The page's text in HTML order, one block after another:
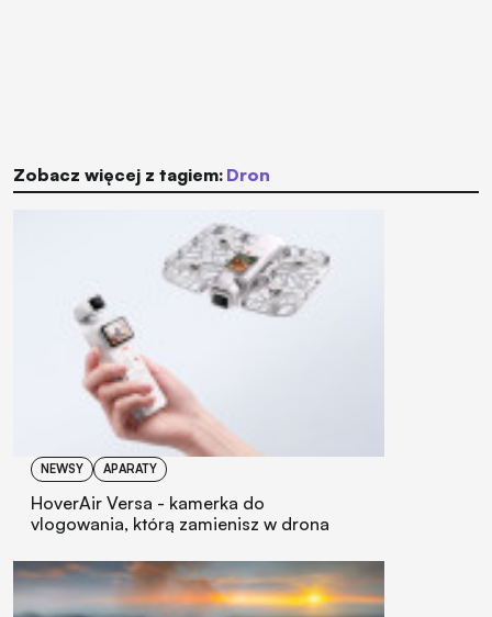
Zobacz więcej z tagiem: dron
NEWSY APARATY
HoverAir Versa - kamerka do
vlogowania, którą zamienisz w drona